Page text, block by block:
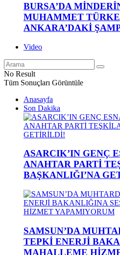
BURSA’DA
MUHAMMET
ANKARA’DAKİ
Video
No Result
Tüm Sonuçları Görüntüle
Anasayfa
Son Dakika
ASARCIK’IN GENÇ
ANAHTAR PARTİ
BAŞKANLIĞI’NA
SAMSUN’DA
TEPKİ ENERJİ
MAHALLEME